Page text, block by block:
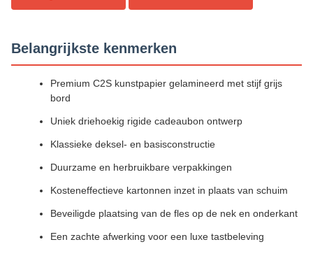
Belangrijkste kenmerken
Premium C2S kunstpapier gelamineerd met stijf grijs
bord
Uniek driehoekig rigide cadeaubon ontwerp
Klassieke deksel- en basisconstructie
Duurzame en herbruikbare verpakkingen
Kosteneffectieve kartonnen inzet in plaats van schuim
Beveiligde plaatsing van de fles op de nek en onderkant
Een zachte afwerking voor een luxe tastbeleving